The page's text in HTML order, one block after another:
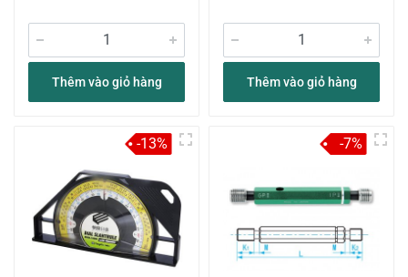
Thêm vào giỏ hàng Thêm vào giỏ hàng
-13% -7%